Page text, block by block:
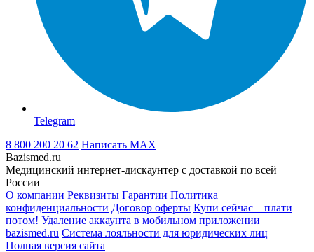
Telegram
8 800 200 20 62 Написать MAX
Bazismed.ru
Медицинский интернет-дискаунтер с доставкой по всей
России
О компании Реквизиты Гарантии Политика
конфиденциальности Договор оферты Купи сейчас – плати
потом! Удаление аккаунта в мобильном приложении
bazismed.ru Система лояльности для юридических лиц
Полная версия сайта